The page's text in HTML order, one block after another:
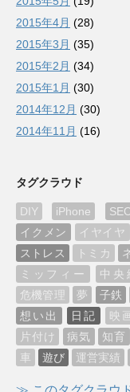
2015年4月 (28)
2015年3月 (35)
2015年2月 (34)
2015年1月 (30)
2014年12月 (30)
2014年11月 (16)
タグクラウド
DIY iPhone
イクメン
イヤイヤ
ストレス
トミカ
ミッフィー
中央
危機管理
夢 子鉄
想い出
日記 映
片付け
病気 知育
車
遊び 運営実績